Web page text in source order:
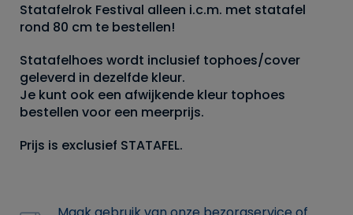
Statafelrok Festival alleen i.c.m. met statafel
rond 80 cm te bestellen!
Statafelhoes wordt inclusief tophoes/cover
geleverd in dezelfde kleur.
Je kunt ook een afwijkende kleur tophoes
bestellen voor een meerprijs.
Prijs is exclusief STATAFEL.